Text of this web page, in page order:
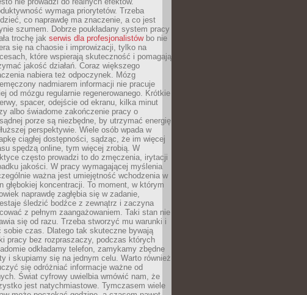
wymaga priorytetów. Trzeba
co naprawdę ma znaczenie, a co jest
szumem. Dobrze poukładany system pracy
trochę jak serwis dla profesjonalistówbo nie
się na chaosie i improwizacji, tylko na
które wspierają skuteczność i pomagają
jakość działań. Coraz większego
nabiera też odpoczynek. Mózg
nadmiarem informacji nie pracuje
od mózgu regularnie regenerowanego. Krótkie
spacer, odejście od ekranu, kilka minut
albo świadome zakończenie pracy o
porze są niezbędne, by utrzymać energię
perspektywie. Wiele osób wpada w
ciągłej dostępności, sądząc, że im więcej
spędzą online, tym więcej zrobią. W
często prowadzi to do zmęczenia, irytacji
jakości. W pracy wymagającej myślenia
ważna jest umiejętność wchodzenia w
głębokiej koncentracji. To moment, w którym
naprawdę zagłębia się w zadanie,
śledzić bodźce z zewnątrz i zaczyna
z pełnym zaangażowaniem. Taki stan nie
się od razu. Trzeba stworzyć mu warunki i
sobie czas. Dlatego tak skuteczne bywają
pracy bez rozpraszaczy, podczas których
odkładamy telefon, zamykamy zbędne
i skupiamy się na jednym celu. Warto również
się odróżniać informacje ważne od
Świat cyfrowy uwielbia wmówić nam, że
jest natychmiastowe. Tymczasem wiele